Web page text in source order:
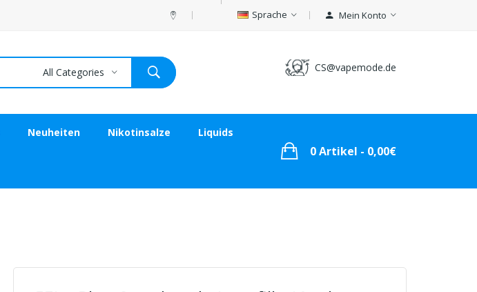
Sprache Mein Konto
CS@vapemode.de
All Categories
Neuheiten Nikotinsalze Liquids
0 Artikel - 0,00€